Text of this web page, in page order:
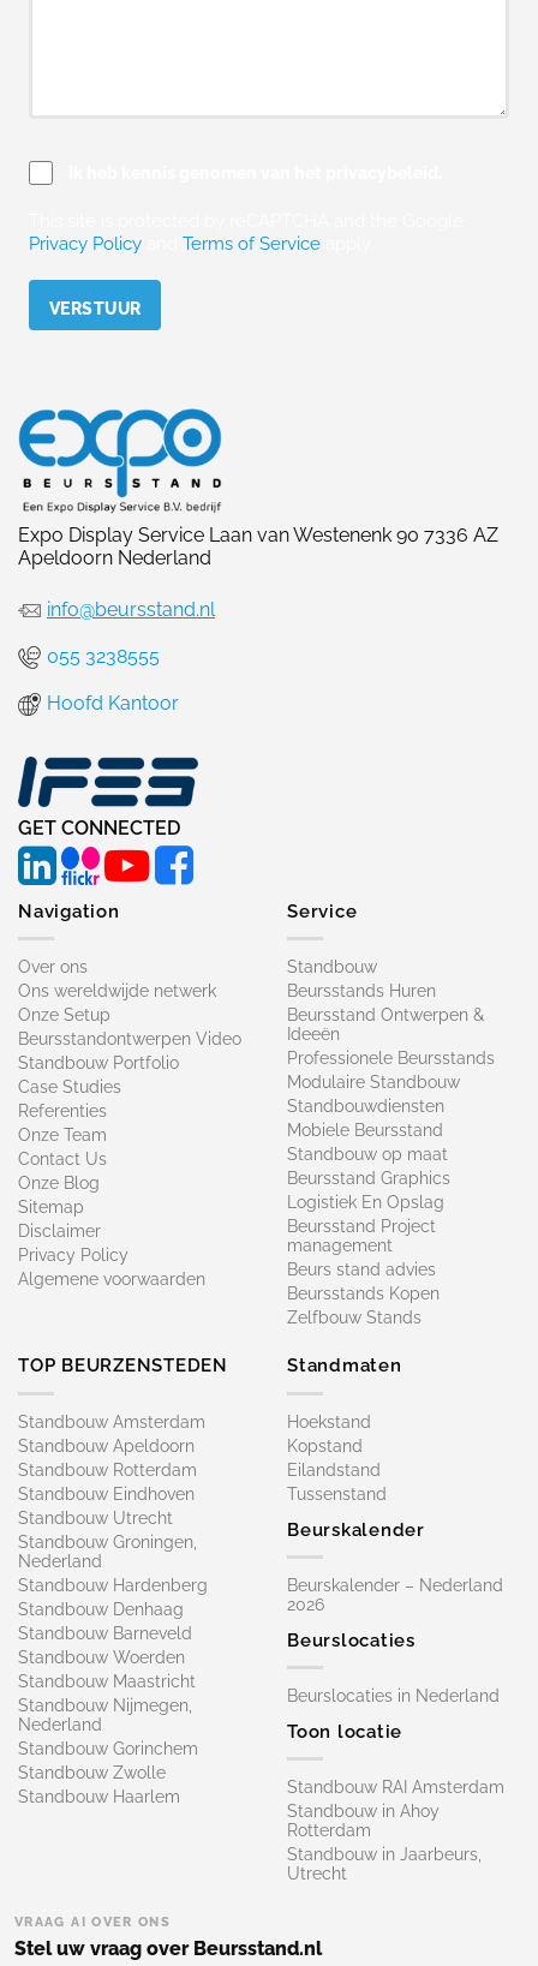
Privacy Policy
Terms of Service
Expo Display Service Laan van Westenenk 90 7336 AZ
Apeldoorn Nederland
info@beursstand.nl
055 3238555
Hoofd Kantoor
GET CONNECTED
Navigation
Over ons
Ons wereldwijde netwerk
Onze Setup
Beursstandontwerpen Video
Standbouw Portfolio
Case Studies
Referenties
Onze Team
Contact Us
Onze Blog
Sitemap
Disclaimer
Privacy Policy
Algemene voorwaarden
Service
Standbouw
Beursstands Huren
Beursstand Ontwerpen &
Ideeën
Professionele Beursstands
Modulaire Standbouw
Standbouwdiensten
Mobiele Beursstand
Standbouw op maat​
Beursstand Graphics
Logistiek En Opslag
Beursstand Project
management
Beurs stand advies
Beursstands Kopen
Zelfbouw Stands
TOP BEURZENSTEDEN
Standbouw Amsterdam
Standbouw Apeldoorn
Standbouw Rotterdam
Standbouw Eindhoven
Standbouw Utrecht
Standbouw Groningen,
Nederland
Standbouw Hardenberg
Standbouw Denhaag
Standbouw Barneveld
Standbouw Woerden
Standbouw Maastricht
Standbouw Nijmegen,
Nederland
Standbouw Gorinchem
Standbouw Zwolle
Standbouw Haarlem
Standmaten
Hoekstand
Kopstand
Eilandstand
Tussenstand
Beurskalender
Beurskalender – Nederland
2026
Beurslocaties
Beurslocaties in Nederland
Toon locatie
Standbouw RAI Amsterdam
Standbouw in Ahoy
Rotterdam
Standbouw in Jaarbeurs,
Utrecht
VRAAG AI OVER ONS
Stel uw vraag over Beursstand.nl